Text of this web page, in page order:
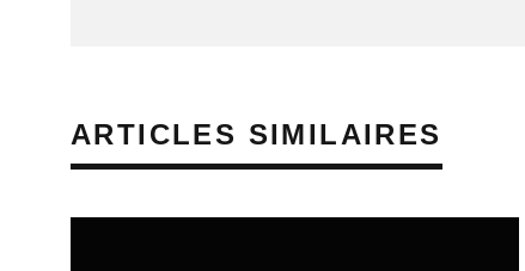
ARTICLES SIMILAIRES